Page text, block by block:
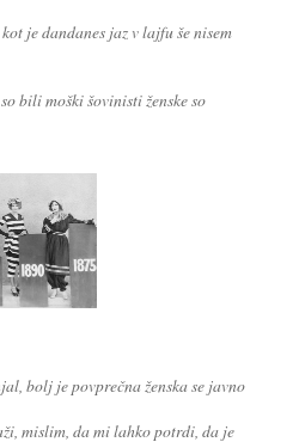
je dandanes jaz v lajfu še nisem
bili moški šovinisti ženske so
bolj je povprečna ženska se javno
mislim, da mi lahko potrdi, da je